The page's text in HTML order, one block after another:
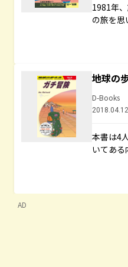
1981年
の旅を思
地球の
D-Books
本書は4
いてある
AD